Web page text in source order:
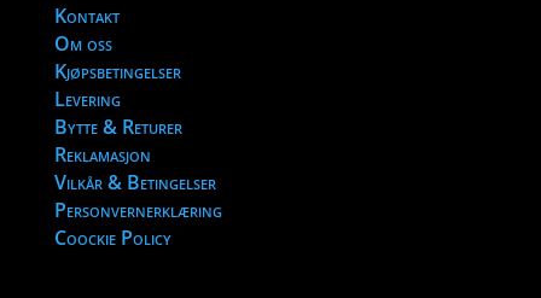
Kontakt
Om oss
Kjøpsbetingelser
Levering
Bytte & Returer
Reklamasjon
Vilkår & Betingelser
Personvernerklæring
Coockie Policy